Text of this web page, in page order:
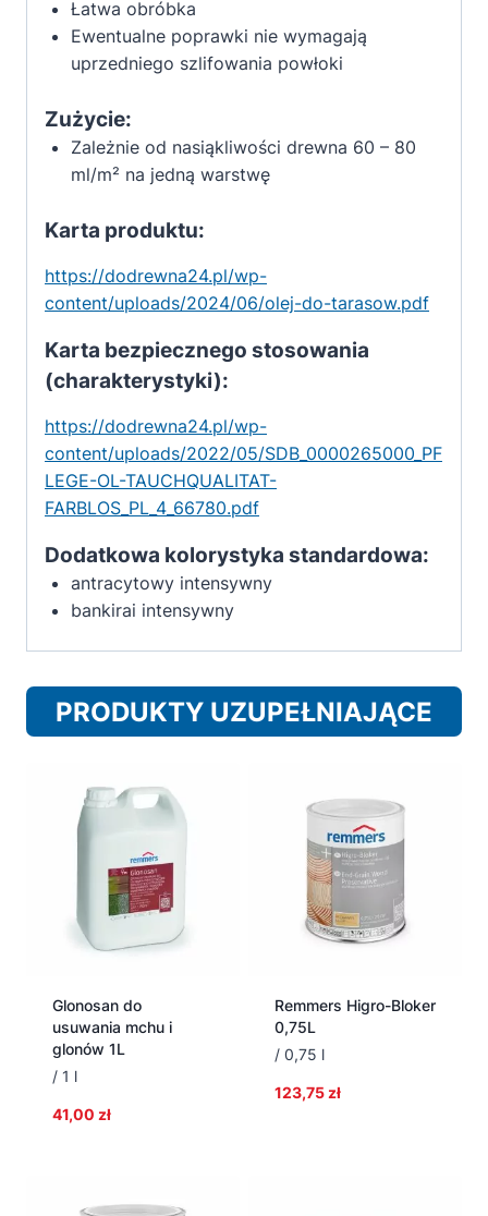
Łatwa obróbka
Ewentualne poprawki nie wymagają
uprzedniego szlifowania powłoki
Zużycie:
Zależnie od nasiąkliwości drewna 60 – 80
ml/m² na jedną warstwę
Karta produktu:
https://dodrewna24.pl/wp-
content/uploads/2024/06/olej-do-tarasow.pdf
Karta bezpiecznego stosowania
(charakterystyki):
https://dodrewna24.pl/wp-
content/uploads/2022/05/SDB_0000265000_PF
LEGE-OL-TAUCHQUALITAT-
FARBLOS_PL_4_66780.pdf
Dodatkowa kolorystyka standardowa:
antracytowy intensywny
bankirai intensywny
PRODUKTY UZUPEŁNIAJĄCE
Glonosan do
usuwania mchu i
glonów 1L
/ 1 l
41,00 zł
Remmers Higro-Bloker
0,75L
/ 0,75 l
123,75 zł